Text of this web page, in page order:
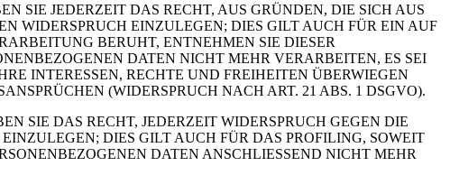
SIE JEDERZEIT DAS RECHT, AUS GRÜNDEN, DIE SICH AUS
WIDERSPRUCH EINZULEGEN; DIES GILT AUCH FÜR EIN AUF
BERUHT, ENTNEHMEN SIE DIESER
DATEN NICHT MEHR VERARBEITEN, ES SEI
INTERESSEN, RECHTE UND FREIHEITEN ÜBERWIEGEN
(WIDERSPRUCH NACH ART. 21 ABS. 1 DSGVO).
SIE DAS RECHT, JEDERZEIT WIDERSPRUCH GEGEN DIE
DIES GILT AUCH FÜR DAS PROFILING, SOWEIT
DATEN ANSCHLIESSEND NICHT MEHR